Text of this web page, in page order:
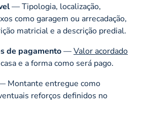
— Tipologia, localização,
como garagem ou arrecadação,
matricial e a descrição predial.
de pagamento—Valor acordado
e a forma como será pago.
Montante entregue como
reforços definidos no